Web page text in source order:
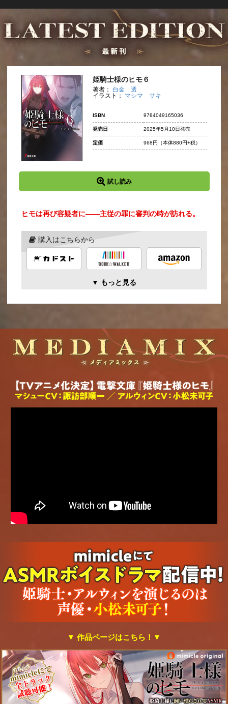
姫騎士様のヒモ６
著者：
白金 透
イラスト：
マシマ サキ
ISBN 9784049165036
発売日 2025年5月10日発売
定価 968円 （本体880円+税）
試し読み
ヒモは再び容疑者に――主従の罪に審判の時が訪れる。
購入はこちらから
▼ もっと見る
▼ 作品ページはこちら！▼